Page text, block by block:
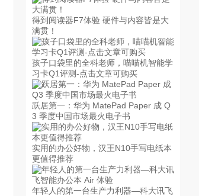
得到阅读器F7体验 硬件与内容皆是大
满贯！
孩子口袋里的全科老师，喵喵机智能学
习卡Q1评测-点击文章可购买
跃居第一：华为 MatePad Paper 成 Q
3 季度中国市场最火电子书
实用的办公好物，汉王N10手写电纸本
更值得推荐
年轻人的第一台生产力利器—科大讯飞